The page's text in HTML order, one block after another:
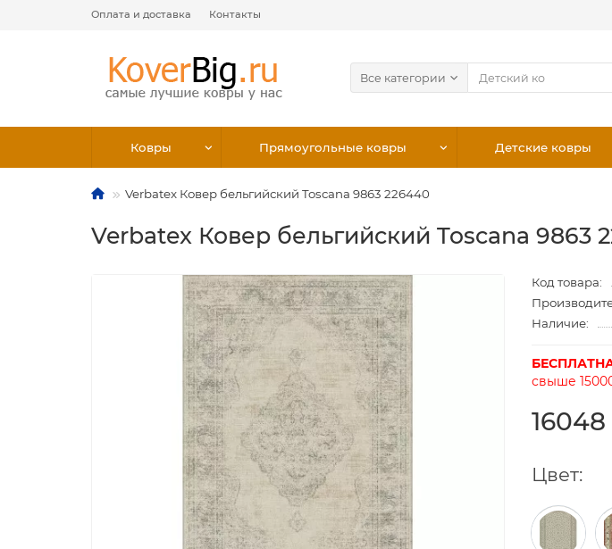
Оплата и доставка Контакты
Все категории
Ковры Прямоугольные ковры Детские ковры
Verbatex Ковер бельгийский Toscana 9863 226440
Verbatex Ковер бельгийский Toscana 9863
Код товара:
Наличие:
свыше
16048
Цвет: